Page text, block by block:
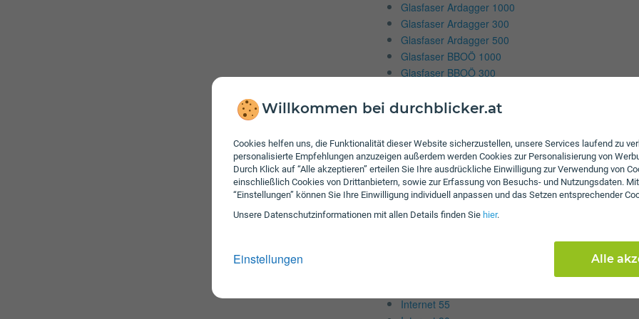
Willkommen bei durchblicker.at
Cookies helfen uns, die Funktionalität dieser Website sicherzustellen, unsere Services laufend zu
personalisierte Empfehlungen anzuzeigen außerdem werden Cookies zur Personalisierung von
Durch Klick auf “Alle akzeptieren” erteilen Sie Ihre ausdrückliche Einwilligung zur Verwendung von
einschließlich Cookies von Drittanbietern, sowie zur Erfassung von Besuchs- und Nutzungsdaten.
“Einstellungen” können Sie Ihre Einwilligung individuell anpassen und das Setzen entsprechender
Unsere Daten­schutz­informationen mit allen Details finden Sie hier.
Einstellungen Alle
Glasfaser Ardagger 1000
Glasfaser Ardagger 300
Glasfaser Ardagger 500
Glasfaser BBOÖ 1000
Glasfaser BBOÖ 300
Glasfaser Dietach 1000
Glasfaser Dietach 500
Glasfaser Dietach 750
Glasfaser fibereins1000
Glasfaser FiberEins250
Glasfaser Infotech 1000
Glasfaser Infotech 300
Internet 55